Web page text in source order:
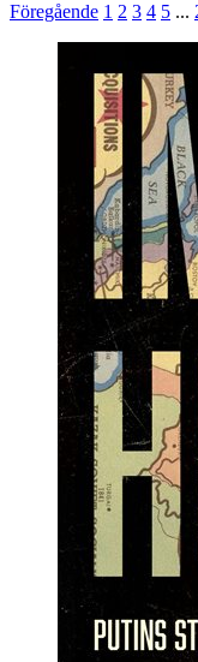
Föregående 1 2 3 4 5 ...